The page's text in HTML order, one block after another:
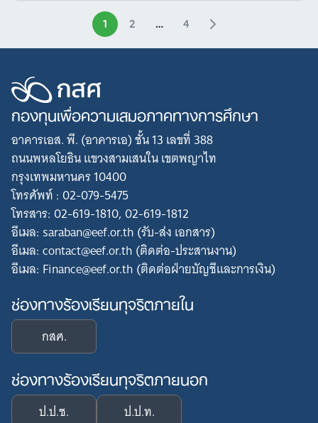
1 2 … 4
กองทุนเพื่อความเสมอภาคทางการศึกษา
อาคารเอส. พี. (อาคารเอ) ชั้น 13 เลขที่ 388
ถนนพหลโยธิน แขวงสามเสนใน เขตพญาไท
กรุงเทพมหานคร 10400
โทรศัพท์ : 02-079-5475
โทรสาร: 02-619-1810, 02-619-1812
อีเมล: saraban@eef.or.th (รับ-ส่ง เอกสาร)
อีเมล: contact@eef.or.th (ติดต่อ-ประสานงาน)
อีเมล: Finance@eef.or.th (ติดต่อฝ่ายบัญชีและการเงิน)
ช่องทางร้องเรียนทุจริตภายใน
กสศ.
ช่องทางร้องเรียนทุจริตภายนอก
ป.ป.ช. ป.ป.ท.